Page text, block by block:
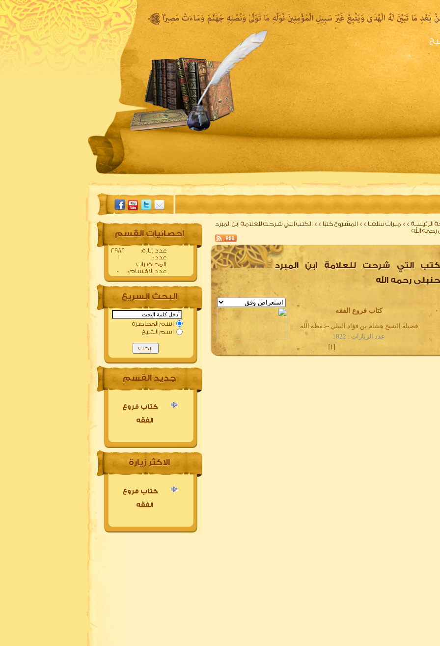
الشيخ المكتبة المقروءة المكتبة الصوتية المكتبة المرئية
احصائيات القسم
2982
:عدد زيارة
1
: عدد
المحاضرات
0
: عدد الاقسام
البحث السريع
اسم المحاضرة
اسم الشيخ
جديد القسم
كتاب فروع
الاكثر زيارة
كتاب فروع
الرئيسـة >> ميراث سلفنا >> المشروح كتبا >> الكتب التي شرحت للعلامة ابن المبرد
رحمه الله
التي شرحت للعلامة ابن المبرد
رحمه الله
كتاب فروع الفقه 0
فضيلة الشيخ هشام بن فؤاد البيلي -حفظه الله
عدد الزيارات : 1822
[
]